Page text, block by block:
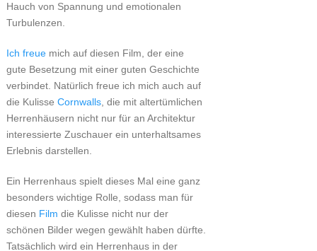
Hauch von Spannung und emotionalen
Turbulenzen.
Ich freuemich auf diesen Film, der eine
gute Besetzung mit einer guten Geschichte
verbindet. Natürlich freue ich mich auch auf
die Kulisse Cornwalls, die mit altertümlichen
Herrenhäusern nicht nur für an Architektur
interessierte Zuschauer ein unterhaltsames
Erlebnis darstellen.
Ein Herrenhaus spielt dieses Mal eine ganz
besonders wichtige Rolle, sodass man für
diesen Film die Kulisse nicht nur der
schönen Bilder wegen gewählt haben dürfte.
Tatsächlich wird ein Herrenhaus in der